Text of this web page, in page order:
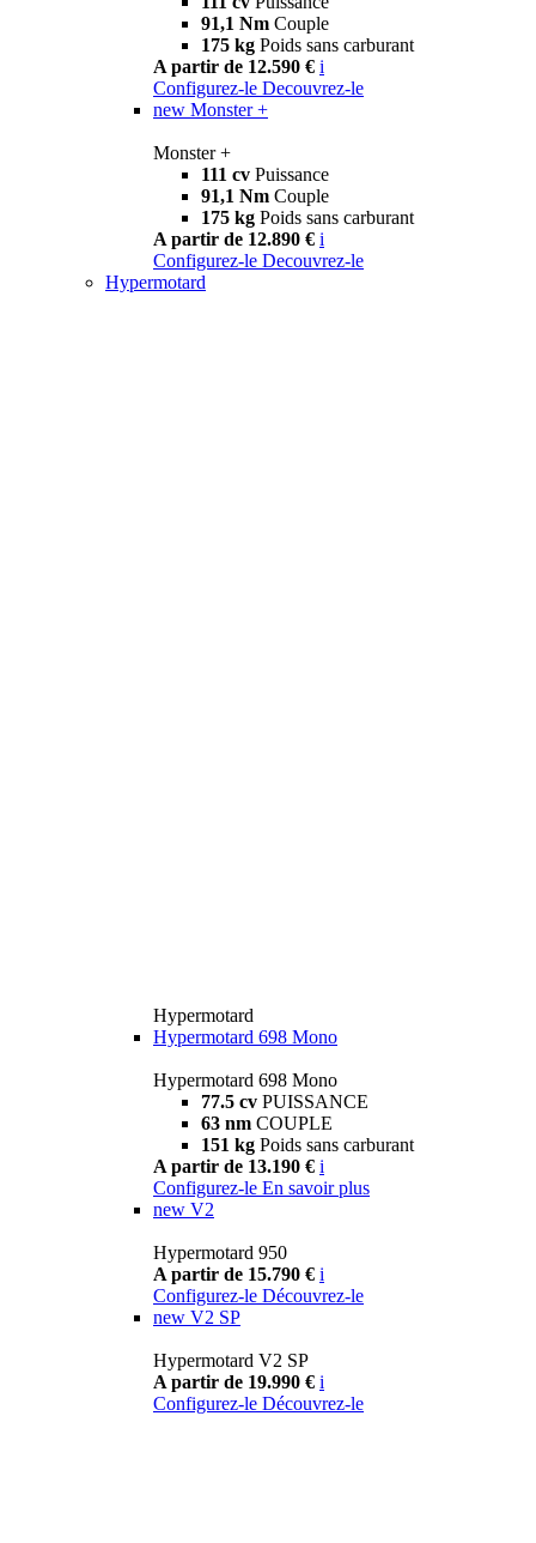
91,1 Nm Couple
175 kg Poids sans carburant
A partir de 12.590 € i
Configurez-le Decouvrez-le
new Monster +
Monster +
111 cv Puissance
91,1 Nm Couple
175 kg Poids sans carburant
A partir de 12.890 € i
Configurez-le Decouvrez-le
Hypermotard
Hypermotard
Hypermotard 698 Mono
Hypermotard 698 Mono
77.5 cv PUISSANCE
63 nm COUPLE
151 kg Poids sans carburant
A partir de 13.190 € i
Configurez-le En savoir plus
new V2
Hypermotard 950
A partir de 15.790 € i
Configurez-le Découvrez-le
new V2 SP
Hypermotard V2 SP
A partir de 19.990 € i
Configurez-le Découvrez-le